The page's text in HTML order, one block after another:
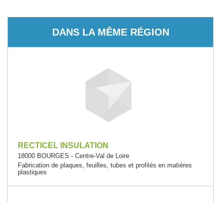
DANS LA MÊME RÉGION
RECTICEL INSULATION
18000 BOURGES - Centre-Val de Loire
Fabrication de plaques, feuilles, tubes et profilés en matières
plastiques